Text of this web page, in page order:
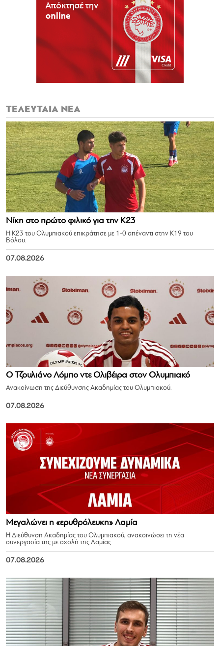
ΤΕΛΕΥΤΑΙΑ ΝΕΑ
Νίκη στο πρώτο φιλικό για την Κ23
Η Κ23 του Ολυμπιακού επικράτησε με 1-0 απέναντι στην Κ19 του
Βόλου.
07.08.2026
Ο Τζουλιάνο Λόμπο ντε Ολιβέιρα στον Ολυμπιακό
Ανακοίνωση της Διεύθυνσης Ακαδημίας του Ολυμπιακού.
07.08.2026
Μεγαλώνει η «ερυθρόλευκη» Λαμία
Η Διεύθυνση Ακαδημίας του Ολυμπιακού, ανακοινώσει τη νέα
συνεργασία της με σχολή της Λαμίας.
07.08.2026